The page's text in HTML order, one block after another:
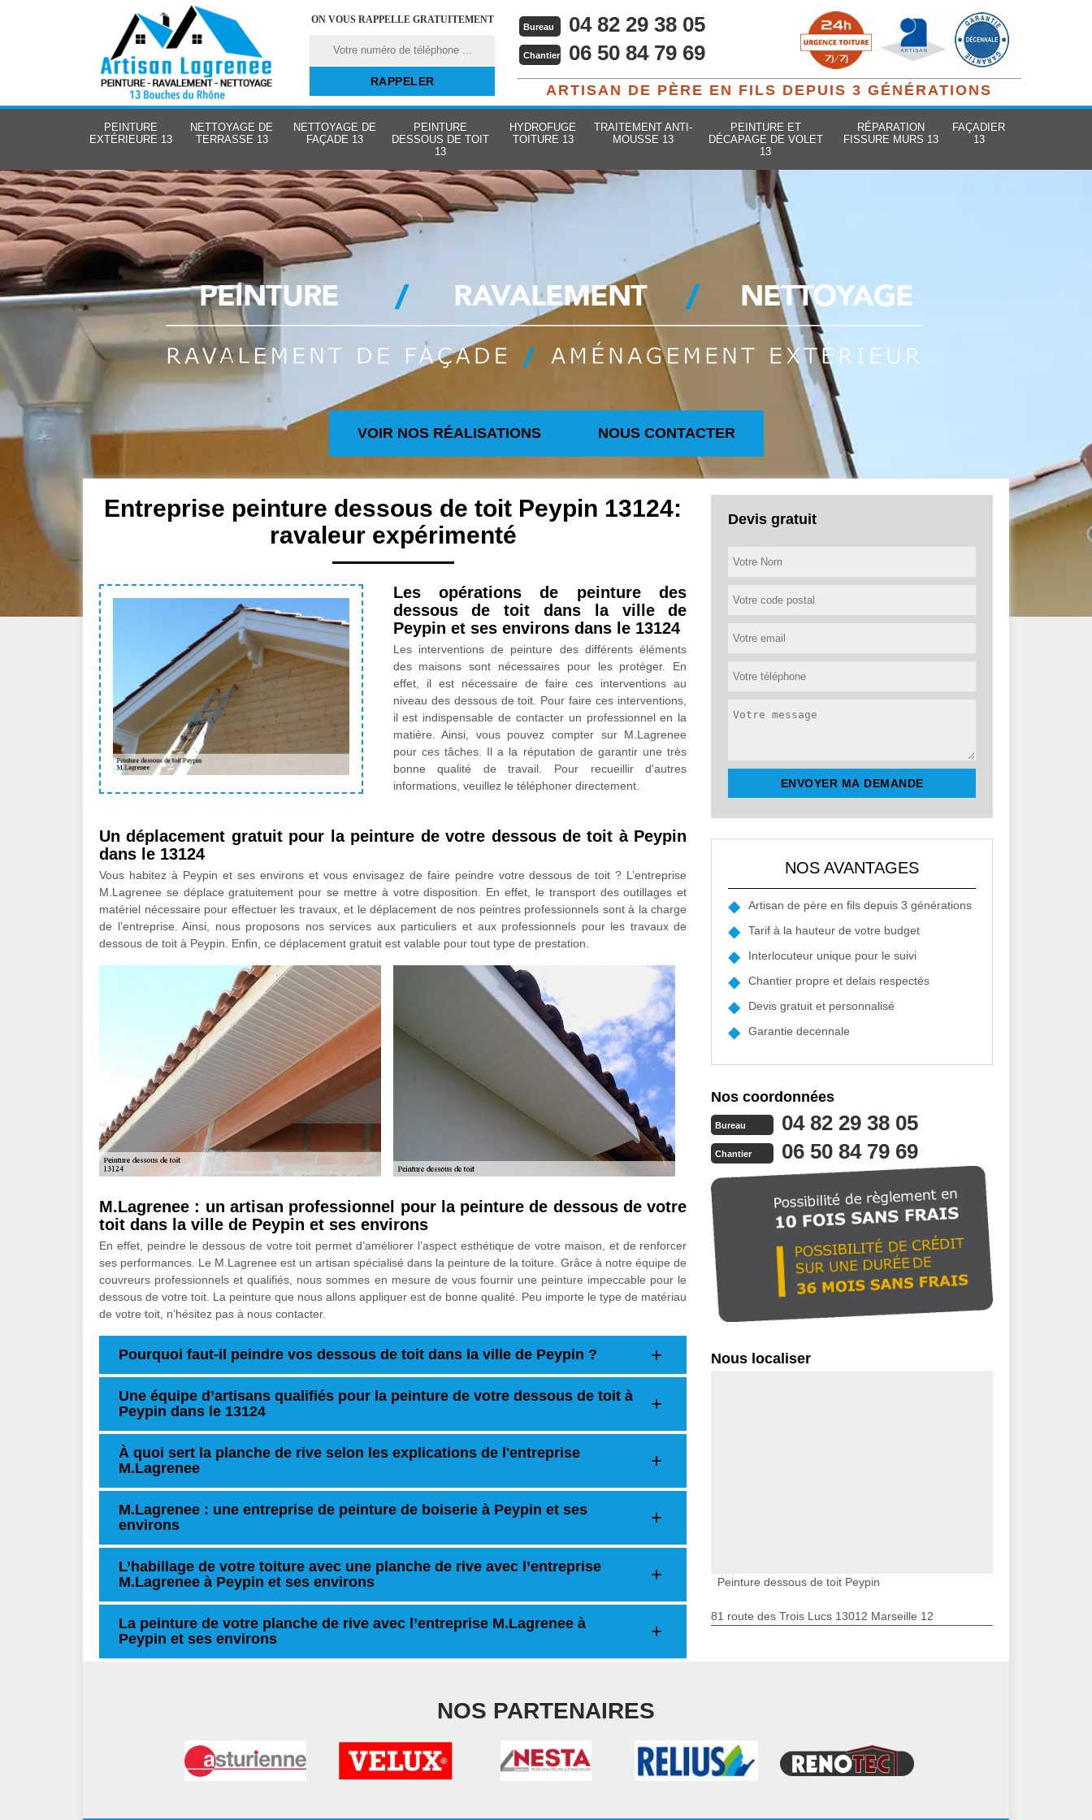
ON VOUS RAPPELLE GRATUITEMENT
Bureau 04 82 29 38 05
Chantier 06 50 84 79 69
ARTISAN DE PÈRE EN FILS DEPUIS 3 GÉNÉRATIONS
PEINTURE
EXTÉRIEURE 13
NETTOYAGE DE
TERRASSE 13
NETTOYAGE DE
FAÇADE 13
PEINTURE
DESSOUS DE TOIT
13
HYDROFUGE
TOITURE 13
TRAITEMENT ANTI-
MOUSSE 13
PEINTURE ET
DÉCAPAGE DE VOLET
13
RÉPARATION
FISSURE MURS 13
FAÇADIER
13
VOIR NOS RÉALISATIONS NOUS CONTACTER
Entreprise peinture dessous de toit Peypin 13124:
ravaleur expérimenté
Les opérations de peinture des
dessous de toit dans la ville de
Peypin et ses environs dans le 13124
Les interventions de peinture des différents éléments
des maisons sont nécessaires pour les protéger. En
effet, il est nécessaire de faire ces interventions au
niveau des dessous de toit. Pour faire ces interventions,
il est indispensable de contacter un professionnel en la
matière. Ainsi, vous pouvez compter sur M.Lagrenee
pour ces tâches. Il a la réputation de garantir une très
bonne qualité de travail. Pour recueillir d'autres
informations, veuillez le téléphoner directement.
Un déplacement gratuit pour la peinture de votre dessous de toit à Peypin
dans le 13124
Vous habitez à Peypin et ses environs et vous envisagez de faire peindre votre dessous de toit ? L’entreprise
M.Lagrenee se déplace gratuitement pour se mettre à votre disposition. En effet, le transport des outillages et
matériel nécessaire pour effectuer les travaux, et le déplacement de nos peintres professionnels sont à la charge
de l’entreprise. Ainsi, nous proposons nos services aux particuliers et aux professionnels pour les travaux de
dessous de toit à Peypin. Enfin, ce déplacement gratuit est valable pour tout type de prestation.
M.Lagrenee : un artisan professionnel pour la peinture de dessous de votre
toit dans la ville de Peypin et ses environs
En effet, peindre le dessous de votre toit permet d’améliorer l’aspect esthétique de votre maison, et de renforcer
ses performances. Le M.Lagrenee est un artisan spécialisé dans la peinture de la toiture. Grâce à notre équipe de
couvreurs professionnels et qualifiés, nous sommes en mesure de vous fournir une peinture impeccable pour le
dessous de votre toit. La peinture que nous allons appliquer est de bonne qualité. Peu importe le type de matériau
de votre toit, n’hésitez pas à nous contacter.
Pourquoi faut-il peindre vos dessous de toit dans la ville de Peypin ?
Une équipe d’artisans qualifiés pour la peinture de votre dessous de toit à
Peypin dans le 13124
À quoi sert la planche de rive selon les explications de l'entreprise
M.Lagrenee
M.Lagrenee : une entreprise de peinture de boiserie à Peypin et ses
environs
L’habillage de votre toiture avec une planche de rive avec l’entreprise
M.Lagrenee à Peypin et ses environs
La peinture de votre planche de rive avec l’entreprise M.Lagrenee à
Peypin et ses environs
Devis gratuit
NOS AVANTAGES
Artisan de père en fils depuis 3 générations
Tarif à la hauteur de votre budget
Interlocuteur unique pour le suivi
Chantier propre et delais respectés
Devis gratuit et personnalisé
Garantie decennale
Nos coordonnées
Bureau 04 82 29 38 05
Chantier 06 50 84 79 69
Nous localiser
Peinture dessous de toit Peypin
81 route des Trois Lucs 13012 Marseille 12
NOS PARTENAIRES